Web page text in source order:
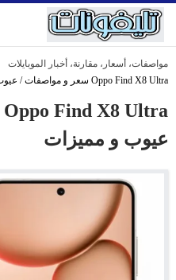
مواصفات، أسعار، مقارنة، أخبار الموبايلات
Oppo Find X8 Ultra سعر و مواصفات / عيوب و مميزات
عيوب و مميزات